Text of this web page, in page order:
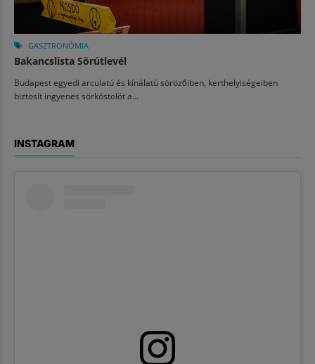
GASZTRONÓMIA
Bakancslista Sörútlevél
Budapest egyedi arculatú és kínálatú sörözőiben, kerthelyiségeiben
biztosít ingyenes sörkóstolót a...
INSTAGRAM